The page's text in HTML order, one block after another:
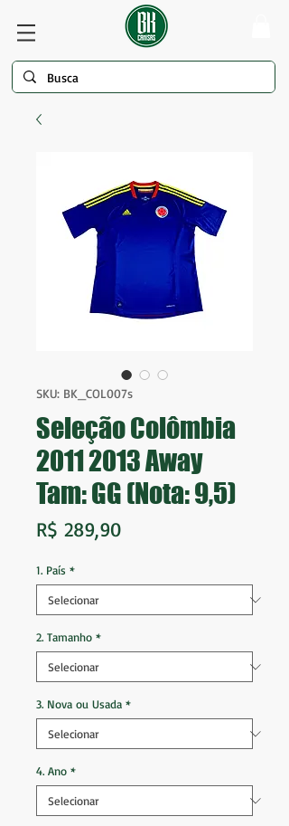
SKU: BK_COL007s
Seleção Colômbia
2011 2013 Away
Tam: GG (Nota: 9,5)
R$ 289,90Preço
1. País *
2. Tamanho *
3. Nova ou Usada *
4. Ano *